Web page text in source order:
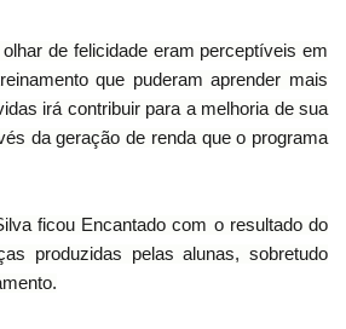
de felicidade eram perceptíveis em
que puderam aprender mais
irá contribuir para a melhoria de sua
da geração de renda que o programa
ficou Encantado com o resultado do
produzidas pelas alunas, sobretudo